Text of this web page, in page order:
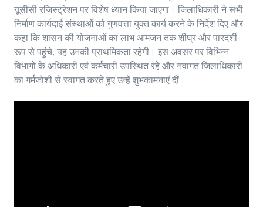
यूसीसी रजिस्ट्रेशन पर विशेष ध्यान किया जाएगा। जिलाधिकारी ने सभी
निर्माण कार्यदाई संस्थाओं को गुणवत्ता युक्त कार्य करने के निर्देश दिए और
कहा कि शासन की योजनाओं का लाभ आमजन तक शीघ्र और पारदर्शी
रूप से पहुंचे, यह उनकी प्राथमिकता रहेगी। इस अवसर पर विभिन्न
विभागों के अधिकारी एवं कर्मचारी उपस्थित रहे और नवागत जिलाधिकारी
का गर्मजोशी से स्वागत करते हुए उन्हें शुभकामनाएं दीं।